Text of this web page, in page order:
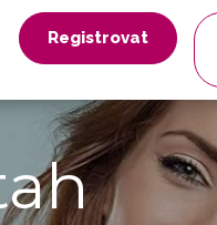
Registrovat